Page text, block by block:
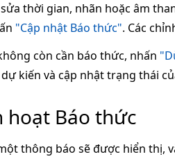
thời gian, nhãn hoặc âm
"Cập nhật Báo thức". Các
còn cần báo thức, nhấn
kiến và cập nhật trạng thái
hoạt Báo thức
thông báo sẽ được hiển thị,